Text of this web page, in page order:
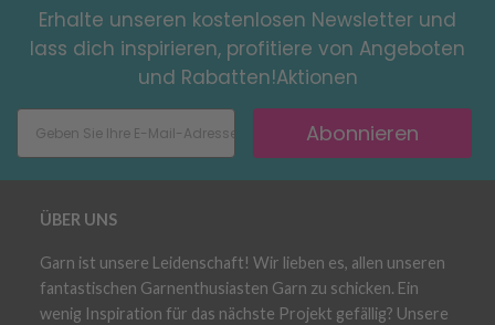
Erhalte unseren kostenlosen Newsletter und
lass dich inspirieren, profitiere von Angeboten
und Rabatten!Aktionen
Abonnieren
ÜBER UNS
Garn ist unsere Leidenschaft! Wir lieben es, allen unseren
fantastischen Garnenthusiasten Garn zu schicken. Ein
wenig Inspiration für das nächste Projekt gefällig? Unsere